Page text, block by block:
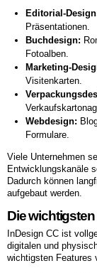
Editorial-
Präsentationen.
Buchdesign:
Fotoalben.
Marketing-
Visitenkarten.
Webdesign:
Formulare.
Viele Unternehmen
Entwicklungskanäle
Dadurch können
aufgebaut werden.
Die
InDesign CC ist
digitalen und
wichtigsten Features